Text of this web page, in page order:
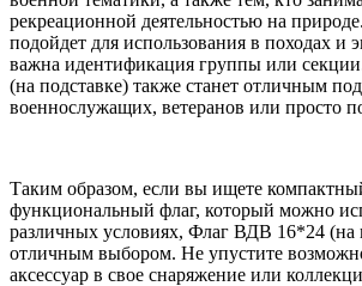
рекреационной деятельностью на
подойдет для использования в походах и
важна идентификация группы или
(на подставке) также станет отличным
военнослужащих, ветеранов или просто
Таким образом, если вы ищете
функциональный флаг, который можно
различных условиях, Флаг ВДВ 16*24 (на
отличным выбором. Не упустите
аксессуар в свое снаряжение или